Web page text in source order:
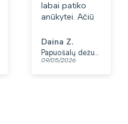
anūkytei. Ačiū
Papuošalų dėžutė T32-1